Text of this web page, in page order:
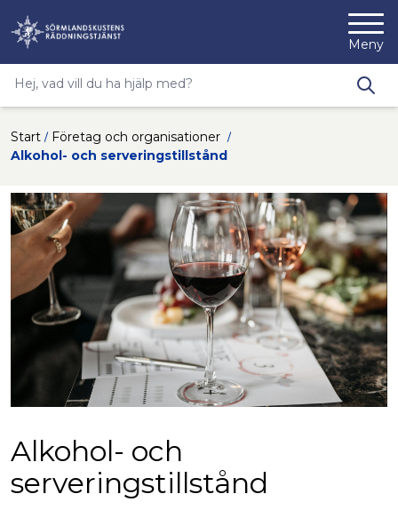
Hoppa till innehåll
Nyköpings kommuns Meny
Sökfras
Start
Företag och organisationer
Alkohol- och serveringstillstånd
Alkohol- och
serveringstillstånd